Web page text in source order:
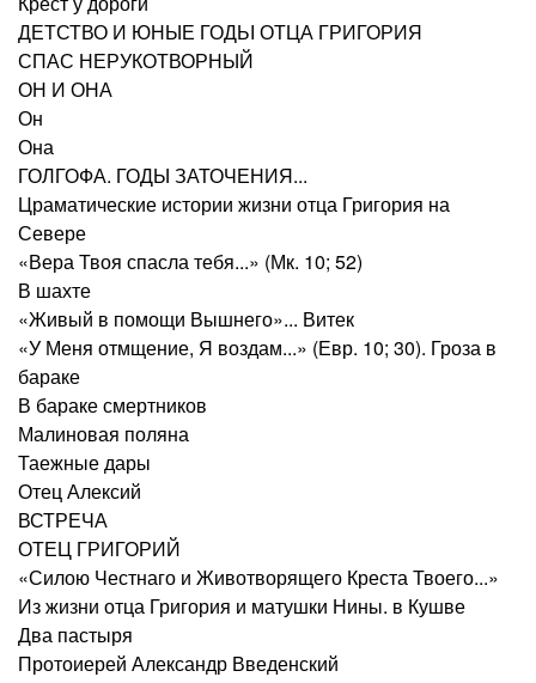
ДЕТСТВО И ЮНЫЕ ГОДЬІ ОТЦА ГРИГОРИЯ
СПАС НЕРУКОТВОРНЫЙ
ОН И ОНА
Он
Она
ГОЛГОФА. ГОДЫ ЗАТОЧЕНИЯ...
Цраматические истории жизни отца Григория на
Севере
«Вера Твоя спасла тебя...» (Мк. 10; 52)
В шахте
«Живый в помощи Вышнего»... Витек
«У Меня отмщение, Я воздам...» (Евр. 10; 30). Гроза в
бараке
В бараке смертников
Малиновая поляна
Таежные дары
Отец Алексий
ВСТРЕЧА
ОТЕЦ ГРИГОРИЙ
«Силою Честнаго и Животворящего Креста Твоего...»
Из жизни отца Григория и матушки Нины. в Кушве
Два пастыря
Протоиерей Александр Введенский